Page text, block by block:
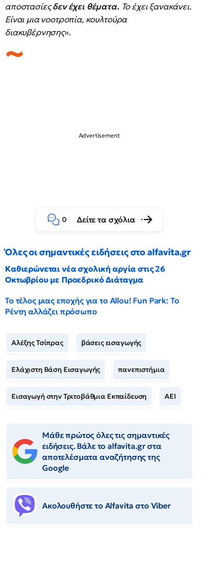
αποστασίεςδεν έχει θέματα. Το έχει ξανακάνει.
Είναι μια νοοτροπία, κουλτούρα
διακυβέρνησης».
0 Δείτε τα σχόλια
Όλες οι σημαντικές ειδήσεις στο alfavita.gr
Καθιερώνεται νέα σχολική αργία στις 26
Οκτωβρίου με Προεδρικό Διάταγμα
Το τέλος μιας εποχής για το Allou! Fun Park: Το
Ρέντη αλλάζει πρόσωπο
Αλέξης Τσίπρας βάσεις εισαγωγής
Ελάχιστη Βάση Εισαγωγής πανεπιστήμια
Εισαγωγή στην Τριτοβάθμια Εκπαίδευση ΑΕΙ
Μάθε πρώτος όλες τις σημαντικές
ειδήσεις. Βάλε το alfavita.gr στα
αποτελέσματα αναζήτησης της
Google
Ακολουθήστε το Αlfavita στο Viber